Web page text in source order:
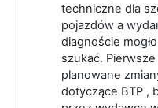
techniczne dla
pojazdów a
diagnoście
szukać.
planowane
dotyczące BTP ,